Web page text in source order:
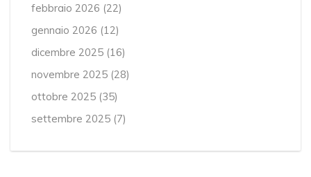
febbraio 2026 (22)
gennaio 2026 (12)
dicembre 2025 (16)
novembre 2025 (28)
ottobre 2025 (35)
settembre 2025 (7)